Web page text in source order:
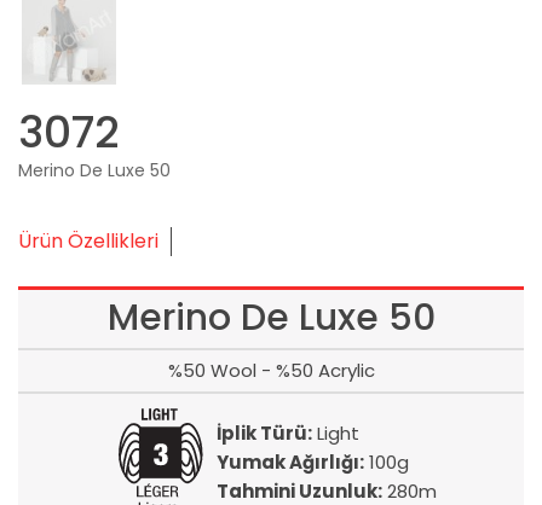
3072
Merino De Luxe 50
Ürün Özellikleri
Merino De Luxe 50
%50 Wool - %50 Acrylic
İplik Türü:Light
Yumak Ağırlığı:100g
Tahmini Uzunluk:280m